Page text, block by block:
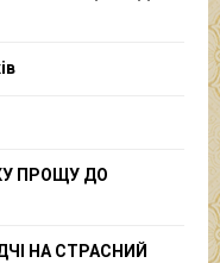
ПРОЩУ ДО
НА СТРАСНИЙ